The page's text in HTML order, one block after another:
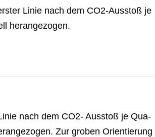
Linie nach dem CO2-Aus­stoß je
her­an­ge­zo­gen.
nach dem CO2- Ausstoß je Qua­
Zur groben Ori­en­tie­rung